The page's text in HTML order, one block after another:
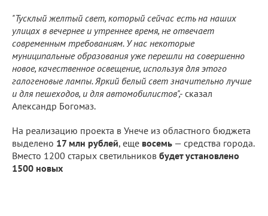
"Тусклый желтый свет, который сейчас есть на наших
улицах в вечернее и утреннее время, не отвечает
современным требованиям. У нас некоторые
муниципальные образования уже перешли на совершенно
новое, качественное освещение, используя для этого
галогеновые лампы. Яркий белый свет значительно лучше
и для пешеходов, и для автомобилистов",- сказал
Александр Богомаз.
На реализацию проекта в Унече из областного бюджета
выделено 17 млн рублей, еще восемь — средства города.
Вместо 1200 старых светильников будет установлено
1500 новых